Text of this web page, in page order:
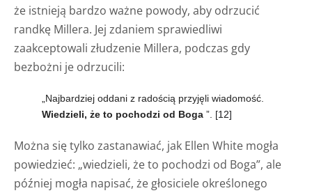
że istnieją bardzo ważne powody, aby odrzucić
randkę Millera. Jej zdaniem sprawiedliwi
zaakceptowali złudzenie Millera, podczas gdy
bezbożni je odrzucili:
„Najbardziej oddani z radością przyjęli wiadomość.
Wiedzieli, że to pochodzi od Boga ”. [12]
Można się tylko zastanawiać, jak Ellen White mogła
powiedzieć: „wiedzieli, że to pochodzi od Boga”, ale
później mogła napisać, że głosiciele określonego